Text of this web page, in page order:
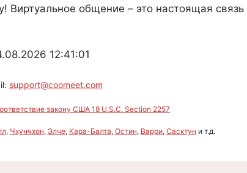
Виртуальное общение – это настоящая
12:41:01
support@coomeet.com
закону США 18 U.S.C. Section 2257
, Чхунчхон, Элче, Кара-Балта, Остин, Варри, Сасктун и т.д.